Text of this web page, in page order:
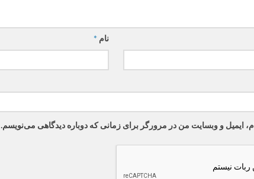
نام*
ایمیل و وبسایت من در مرورگر برای زمانی که دوباره دیدگاهی می‌نویسم.